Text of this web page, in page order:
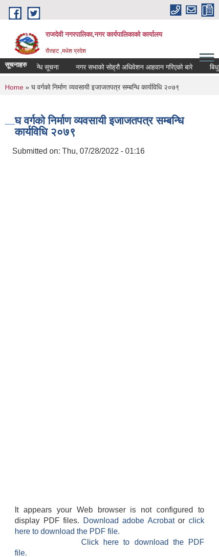
Skip to main content
राजदेवी नगरपालिका,नगर कार्यपालिकाको कार्यालय
रौतहट ,मधेश प्रदेश
सूचनाहरुसम्बन्धि सूचना नगर सभाको सोह्रौ अधिवेशन आहवान गरिएको बारे
You are here
Home » घ वर्गको निर्माण व्यवसायी इजाजतपत्र सम्बन्धि कार्यविधि २०७९
घ वर्गको निर्माण व्यवसायी इजाजतपत्र सम्बन्धि
कार्यविधि २०७९
Submitted on: Thu, 07/28/2022 - 01:16
It appears your Web browser is not configured to
display PDF files.
Download adobe Acrobatorclick
here to download the PDF file.
Click here to download the PDF
file.